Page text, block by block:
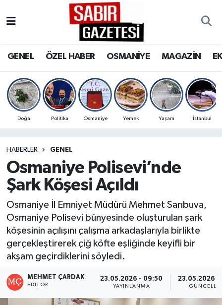
GENEL ÖZEL HABER OSMANİYE MAGAZİN
Doğa Politika Osmaniye Yemek Yaşam İstanbul
HABERLER GENEL
Osmaniye Polisevi’nde
Şark Köşesi Açıldı
Osmaniye İl Emniyet Müdürü Mehmet Sarıbuva,
Osmaniye Polisevi bünyesinde oluşturulan şark
köşesinin açılışını çalışma arkadaşlarıyla birlikte
gerçekleştirerek çiğ köfte eşliğinde keyifli bir
akşam geçirdiklerini söyledi.
MEHMET ÇARDAK
EDITÖR
23.05.2026 - 09:50
YAYINLANMA
23.05.2026 -
OSMANİYE
MAGAZİN
SPOR
RESMİ İLANLAR
Osmaniye Nöbetçi Eczaneler
Osmaniye Trafik Yoğunluk Haritası
Süper Lig Puan Durumu ve Fikstür
Son Dakika Haberleri
Haber Arşivi